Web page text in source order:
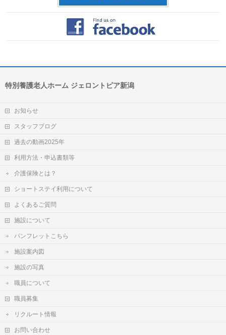
特別養護老人ホーム ジェロントピア新潟
お知らせ
スタッフブログ
過去の動画2025年
利用方法・申込書類等
介護保険とは？
ショートステイ利用について
よくあるご質問
施設について
パンフレットこちら
施設案内図
施設の写真
職員について
職員募集
リクルート情報
お問い合わせ